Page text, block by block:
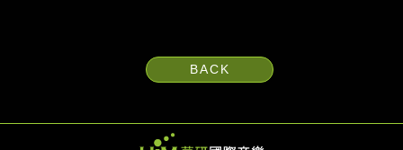
BACK